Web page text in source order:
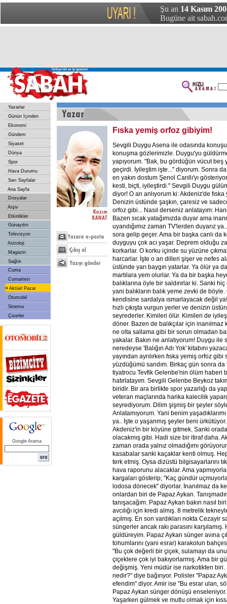
Şu an 14 Kasım
Bugüne ait
Yazarlar
Günün İçinden
Ekonomi
Gündem
Siyaset
Dünya
Spor
Hava Durumu
Sarı Sayfalar
Ana Sayfa
Dosyalar
Arşiv
Etkinlikler
Günaydın
Televizyon
Astroloji
Magazin
Sağlık
Cuma
Cumartesi
» Aktüel Pazar
Otomobil
Sinema
Çizerler
Google Arama
Fıska yemiş orfoz gibiyim!
Sevgili Duygu Asena ile odasında
konuşma gözlerimizle. Duygu'yu
yapıyorum. "Bak, bu gördüğün vücut beş
geçirdi. İyileştim işte..." diyorum. Sonra
en yakın dostum Şenol Carıllı'yı
kesti, biçti, iyileştirdi." Sevgili Duygu
diyor! O an anlıyorum ki: Akdeniz'de
Denizin üstünde şaşkın, çaresiz ve
orfoz gibi... Nasıl derseniz anlatayım:
Bazen sıcak yatağımızda duyar ama
uyandığımız zaman TV'lerden duyarız
sora gelip geçer. Ama bir başka canlı da
duyguyu çok acı yaşar. Deprem olduğu
korkarlar. O korku içinde su yüzüne
harcarlar. İşte o an dilleri şişer ve nefes
üstünde yarı baygın yatarlar. Ya ölür ya
martılara yem olurlar. Ya da bir başka
balıklarına öyle bir saldırırlar ki. Sanki
yani balıkların balık yeme zevki de
kendisine sardalya ısmarlayacak değil
hızlı çıkışta vurgun yerler ve denizin
seyrederler. Kimileri ölür. Kimileri de
döner. Bazen de balıkçılar için inanılmaz
ne olta sallama gibi bir sorun olmadan
yakalar. Bakın ne anlatıyorum! Duygu ile
neredeyse 'Balığın Adı Yok' kitabını
yayından ayrılırken fıska yemiş orfoz
yüzdüğümü sandım. Birkaç gün sonra da
tiyatrocu Tevfik Gelenbe'nin ölüm haberi
hatırlatayım. Sevgili Gelenbe Beykoz
biridir. Bir ara birlikte spor yazarlığı da
veteran maçlarında harika kalecilik
seyrediyorum. Dilim şişmiş bir şeyler
Anlatamıyorum. Yani benim
ya.. İşte o yaşanmış şeyler beni
Akdeniz'in bir köyüne gitmek. Sanki
olacakmış gibi. Hadi size bir itiraf daha.
zaman orada yalnız olmadığımı
kasabalar sanki kaçaklar kenti olmuş.
terk etmiş. Oysa dizüstü bilgisayarlarını
hava raporunu alacaklar. Ama
kargaları gösterip; "Kaç gündür
lodosa dönecek" diyorlar. İnanılmaz da
onlardan biri de Papaz Aykan.
tanışacağım. Papaz Aykan bakın nasıl
avcılığı için kredi almış. 8 metrelik
açılmış. En son vardıkları nokta Cezayir
süngerler ancak rakı parasını
güldüreyim. Papaz Aykan sünger avına
tohumlarını (yani esrar) karakolun
"Bu çok değerli bir çiçek, sulamayı da
çiçeklere çok iyi bakıyorlarmış. Ama bir
değişmiş. Yeni müdür ise narkotikten
nedir?" diye bağırıyor. Polisler "Papaz
efendim" diyor. Amir ise "Bu esrar ulan,
Papaz Aykan sünger dönüşü
Yaşarken gülmek ve mutlu olmak için